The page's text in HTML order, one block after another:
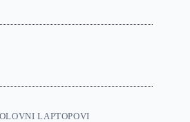
LAPTOPOVI